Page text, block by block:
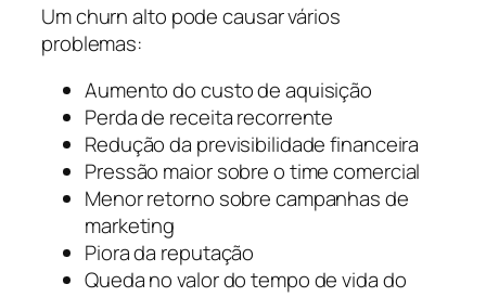
Um churn alto pode causar vários
problemas:
Aumento do custo de aquisição
Perda de receita recorrente
Redução da previsibilidade financeira
Pressão maior sobre o time comercial
Menor retorno sobre campanhas de
marketing
Piora da reputação
Queda no valor do tempo de vida do